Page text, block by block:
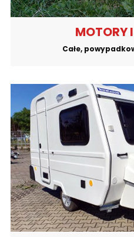
MOTORY
Całe,